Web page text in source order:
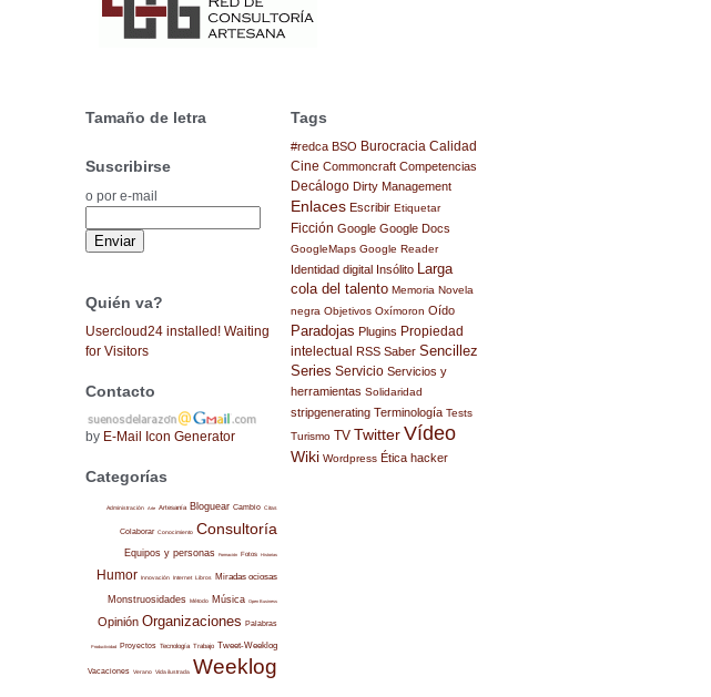
Tamaño de letra
Suscribirse
o por e-mail
Quién va?
Usercloud24 installed! Waiting
for Visitors
Contacto
by E-Mail Icon Generator
Categorías
Administración Arte Artesanía Bloguear Cambio Citas
Colaborar Conocimiento Consultoría
Equipos y personas Formación Fotos Historias
Humor Innovación Internet Libros Miradas ociosas
Monstruosidades Método Música Open Business
Opinión Organizaciones Palabras
Productividad Proyectos Tecnología Trabajo Tweet-Weeklog
Vacaciones Verano Vida ilustrada Weeklog
Tags
#redca BSO Burocracia Calidad
Cine Commoncraft Competencias
Decálogo Dirty Management
Enlaces Escribir Etiquetar
Ficción Google Google Docs
GoogleMaps Google Reader
Identidad digital Insólito Larga
cola del talento Memoria Novela
negra Objetivos Oxímoron Oído
Paradojas Plugins Propiedad
intelectual
RSS Saber Sencillez
Series Servicio Servicios y
herramientas Solidaridad
stripgenerating Terminología Tests
Turismo TV Twitter Vídeo
Wiki Wordpress Ética hacker